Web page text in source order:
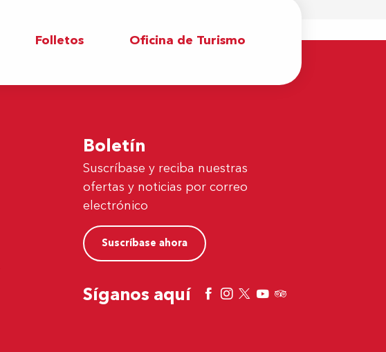
Folletos Oficina de Turismo
Boletín
Suscríbase y reciba nuestras
ofertas y noticias por correo
electrónico
Suscríbase ahora
Síganos aquí